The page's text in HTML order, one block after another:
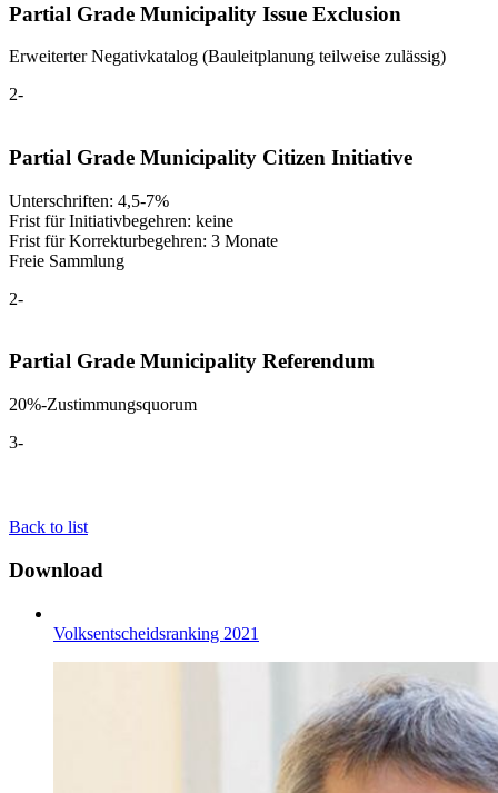
Partial Grade Municipality Issue Exclusion
Erweiterter Negativkatalog (Bauleitplanung teilweise zulässig)
2-
Partial Grade Municipality Citizen Initiative
Unterschriften: 4,5-7%
Frist für Initiativbegehren: keine
Frist für Korrekturbegehren: 3 Monate
Freie Sammlung
2-
Partial Grade Municipality Referendum
20%-Zustimmungsquorum
3-
Back to list
Download
Volksentscheidsranking 2021